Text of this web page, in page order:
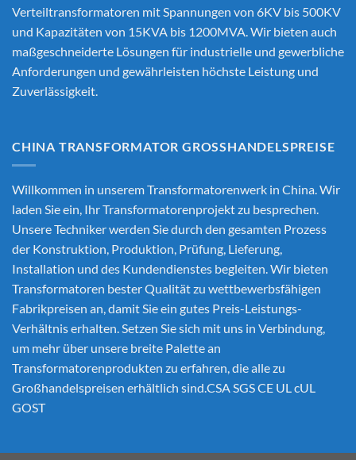
Verteiltransformatoren mit Spannungen von 6KV bis 500KV
und Kapazitäten von 15KVA bis 1200MVA. Wir bieten auch
maßgeschneiderte Lösungen für industrielle und gewerbliche
Anforderungen und gewährleisten höchste Leistung und
Zuverlässigkeit.
CHINA TRANSFORMATOR GROSSHANDELSPREISE
Willkommen in unserem Transformatorenwerk in China. Wir
laden Sie ein, Ihr Transformatorenprojekt zu besprechen.
Unsere Techniker werden Sie durch den gesamten Prozess
der Konstruktion, Produktion, Prüfung, Lieferung,
Installation und des Kundendienstes begleiten. Wir bieten
Transformatoren bester Qualität zu wettbewerbsfähigen
Fabrikpreisen an, damit Sie ein gutes Preis-Leistungs-
Verhältnis erhalten. Setzen Sie sich mit uns in Verbindung,
um mehr über unsere breite Palette an
Transformatorenprodukten zu erfahren, die alle zu
Großhandelspreisen erhältlich sind.CSA SGS CE UL cUL
GOST